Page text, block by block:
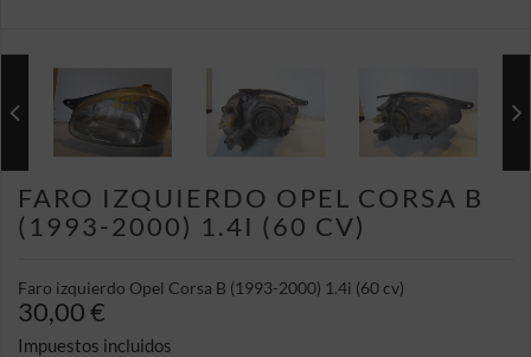
FARO IZQUIERDO OPEL CORSA B
(1993-2000) 1.4I (60 CV)
Faro izquierdo Opel Corsa B (1993-2000) 1.4i (60 cv)
30,00 €
Impuestos incluidos